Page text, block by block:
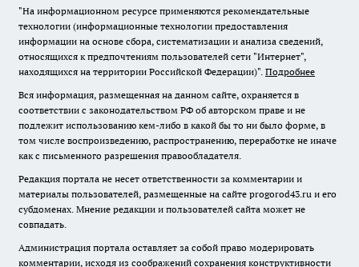
"На информационном ресурсе применяются рекомендательные
технологии (информационные технологии предоставления
информации на основе сбора, систематизации и анализа сведений,
относящихся к предпочтениям пользователей сети "Интернет",
находящихся на территории Российской Федерации)". Подробнее
Вся информация, размещенная на данном сайте, охраняется в
соответствии с законодательством РФ об авторском праве и не
подлежит использованию кем-либо в какой бы то ни было форме, в
том числе воспроизведению, распространению, переработке не иначе
как с письменного разрешения правообладателя.
Редакция портала не несет ответственности за комментарии и
материалы пользователей, размещенные на сайте progorod43.ru и его
субдоменах. Мнение редакции и пользователей сайта может не
совпадать.
Администрация портала оставляет за собой право модерировать
комментарии, исходя из соображений сохранения конструктивности